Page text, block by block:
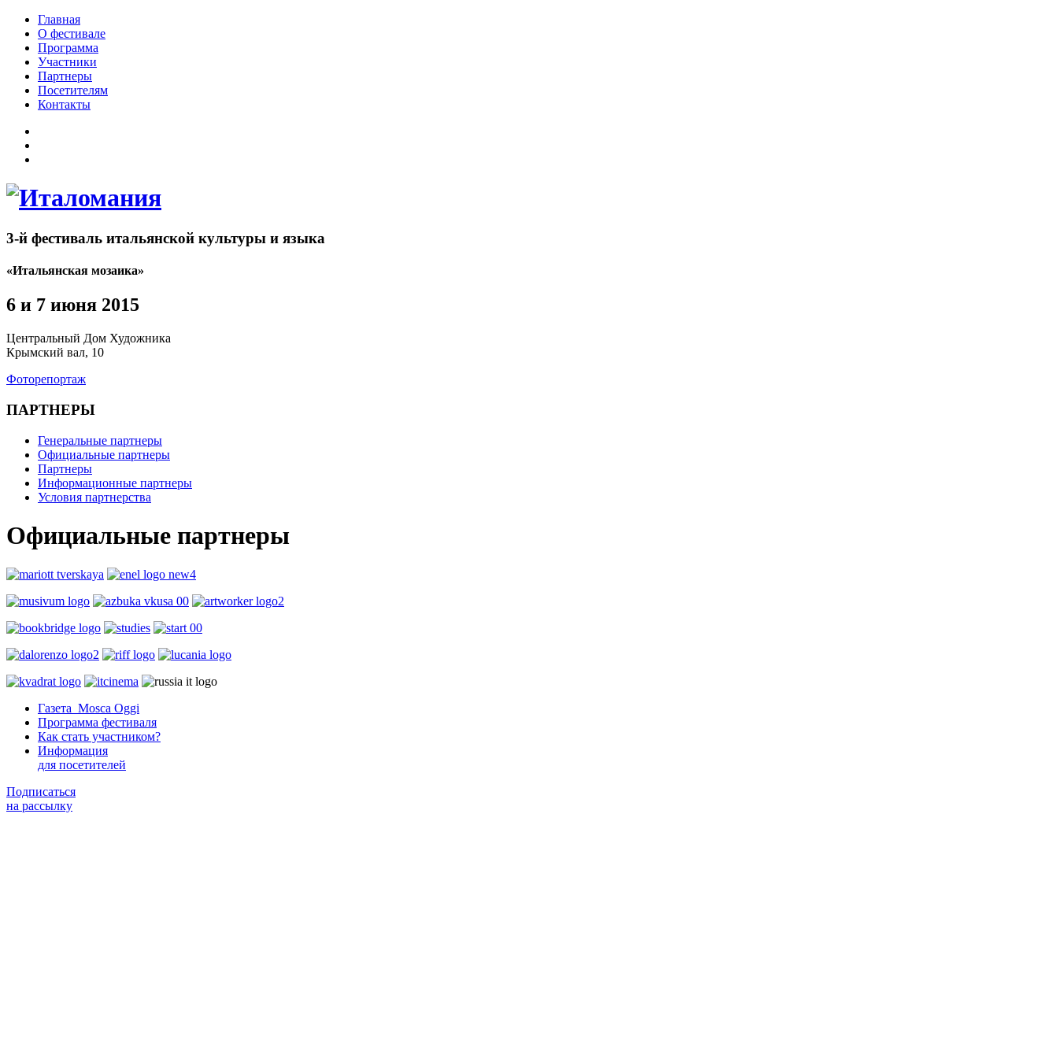
Главная
О фестивале
Программа
Участники
Партнеры
Посетителям
Контакты
3-й фестиваль итальянской культуры и языка
«Итальянская мозаика»
6 и 7 июня 2015
Центральный Дом Художника
Крымский вал, 10
Фоторепортаж
ПАРТНЕРЫ
Генеральные партнеры
Официальные партнеры
Партнеры
Информационные партнеры
Условия партнерства
Официальные партнеры
Газета Mosca Oggi
Программа фестиваля
Как стать участником?
Информация
для посетителей
Подписаться
на рассылку